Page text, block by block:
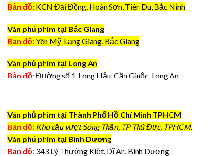
Bản đồ: KCN Đại Đồng, Hoàn Sơn, Tiên Du, Bắc Ninh
Ván phủ phim tại Bắc Giang
Bản đồ:Yên Mỹ, Lạng Giang, Bắc Giang
Ván phủ phim tại Long An
Bản đồ:Đường số 1, Long Hậu, Cần Giuộc, Long An
Ván phủ phim tại Thành Phố Hồ Chí Minh TPHCM
Bản đồ: Kho cầu vượt Sóng Thần, TP Thủ Đức, TPHCM.
Ván phủ phim tại Bình Dương
Bản đồ: 343 Lý Thường Kiệt, Dĩ An, Bình Dương.